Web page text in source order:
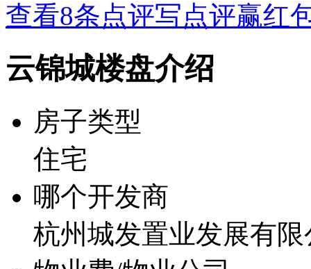
查看8条点评写点评赢红
云锦城楼盘介绍
房子类型
住宅
哪个开发商
杭州城发置业发展有限